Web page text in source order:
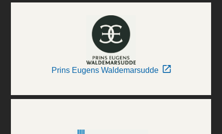
Prins Eugens Waldemarsudde